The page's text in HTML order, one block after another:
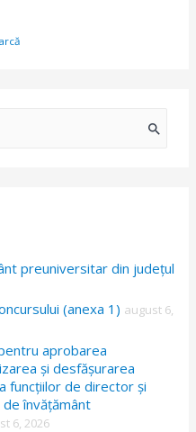
preuniversitar din județul
(anexa 1) august 6,
aprobarea
și desfășurarea
funcțiilor de director și
învățământ
6, 2026